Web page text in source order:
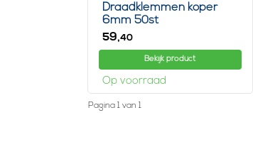
Draadklemmen koper
6mm 50st
59,40
Bekijk product
Op voorraad
Pagina 1 van 1